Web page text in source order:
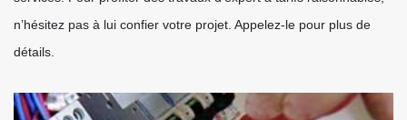
n’hésitez pas à lui confier votre projet. Appelez-le pour plus de
détails.